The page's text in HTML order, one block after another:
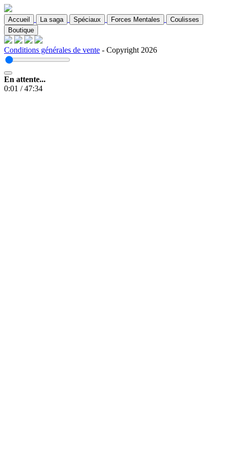
Accueil La saga Spéciaux Forces Mentales
Coulisses
Boutique
Conditions générales de vente - Copyright 2026
En attente...
0:01 /47:34